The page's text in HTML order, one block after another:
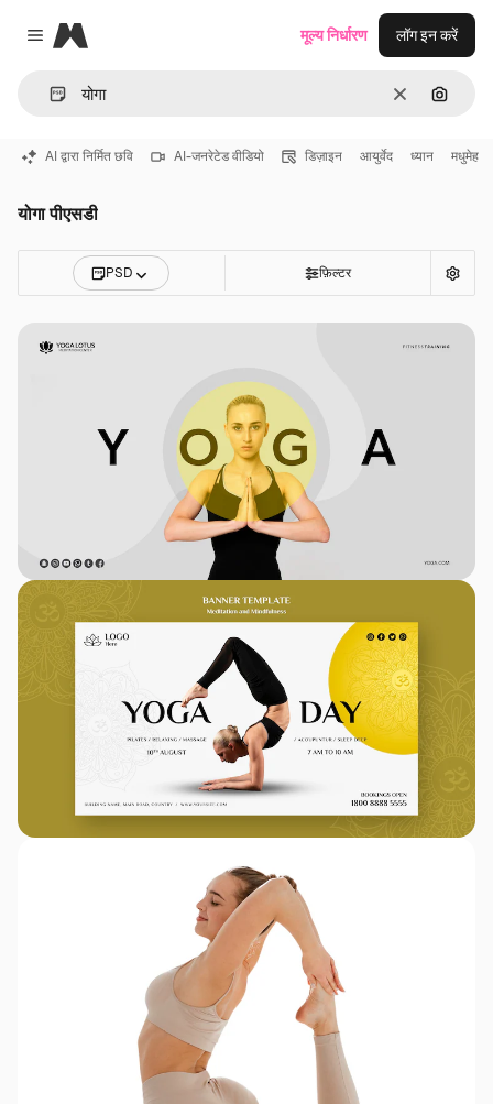
Close menu
Magnific
साफ़ इमेज से
मूल्य निर्धारण लॉग इन करें
AI द्वारा निर्मित छवि AI-जनरेटेड वीडियो डिज़ाइन आयुर्वेद ध्यान मधुमेह
योगा पीएसडी
PSD फ़िल्टर